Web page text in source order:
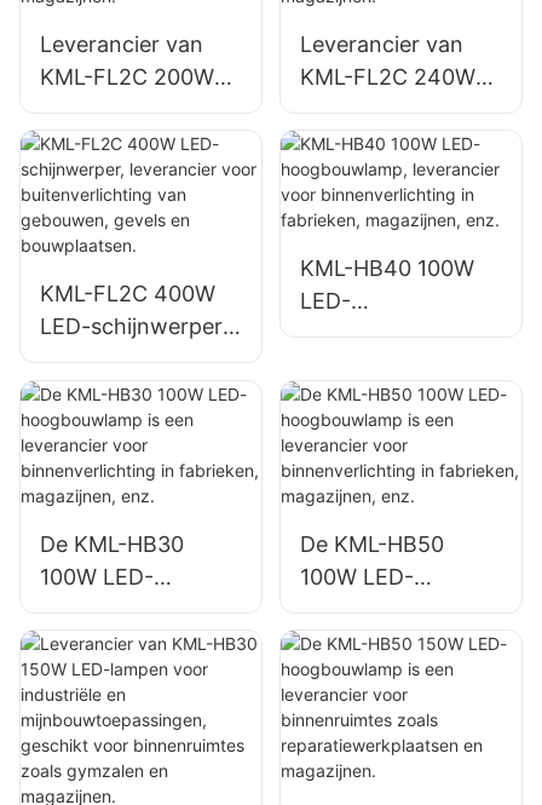
Leverancier van
KML-FL2C 200W
LED-schijnwerpers
voor
buitenparkeerterrei
nen en magazijnen.
Leverancier van
KML-FL2C 240W
LED-schijnwerpers
voor
buitenparkeerterrei
nen en magazijnen.
KML-FL2C 400W
LED-schijnwerper,
leverancier voor
buitenverlichting
van gebouwen,
gevels en
bouwplaatsen.
KML-HB40 100W
LED-
hoogbouwlamp,
binnenverlichting in
fabrieken,
magazijnen, enz.
De KML-HB30
100W LED-
hoogbouwlamp is
een leverancier
voor
binnenverlichting in
fabrieken,
magazijnen, enz.
De KML-HB50
100W LED-
hoogbouwlamp is
een leverancier
voor
binnenverlichting in
fabrieken,
magazijnen, enz.